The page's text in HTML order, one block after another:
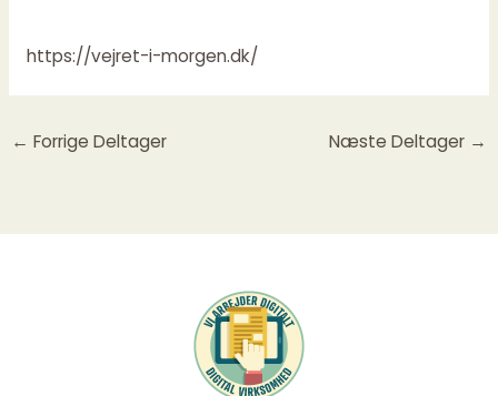
https://vejret-i-morgen.dk/
← Forrige Deltager Næste Deltager →